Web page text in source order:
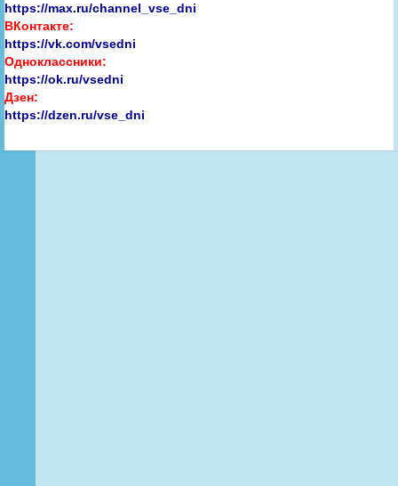
https://max.ru/channel_vse_dni
ВКонтакте:
https://vk.com/vsedni
Одноклассники:
https://ok.ru/vsedni
Дзен:
https://dzen.ru/vse_dni